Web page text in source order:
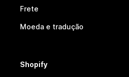
Frete
Moeda e tradução
Shopify